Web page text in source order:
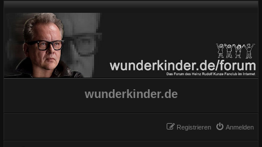
wunderkinder.de
Anmelden
Registrieren